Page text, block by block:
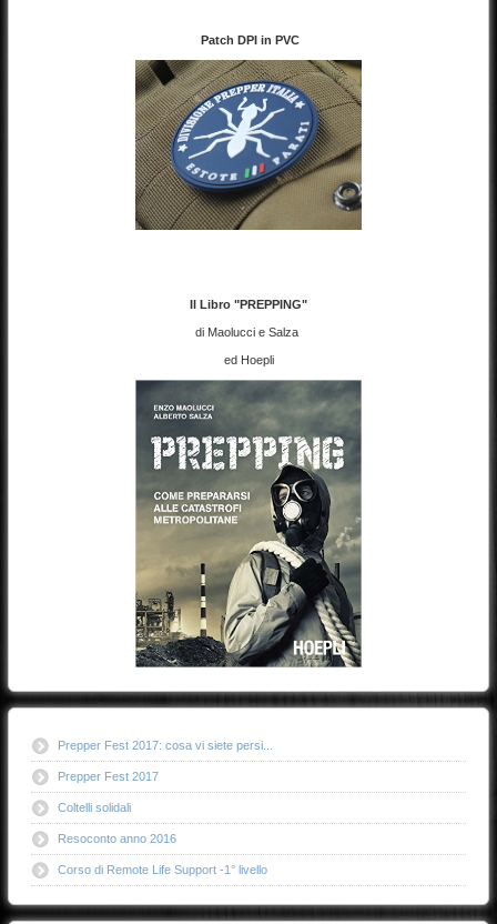
Patch DPI in PVC
Il Libro "PREPPING"
di Maolucci e Salza
ed Hoepli
Prepper Fest 2017: cosa vi siete persi...
Prepper Fest 2017
Coltelli solidali
Resoconto anno 2016
Corso di Remote Life Support -1° livello